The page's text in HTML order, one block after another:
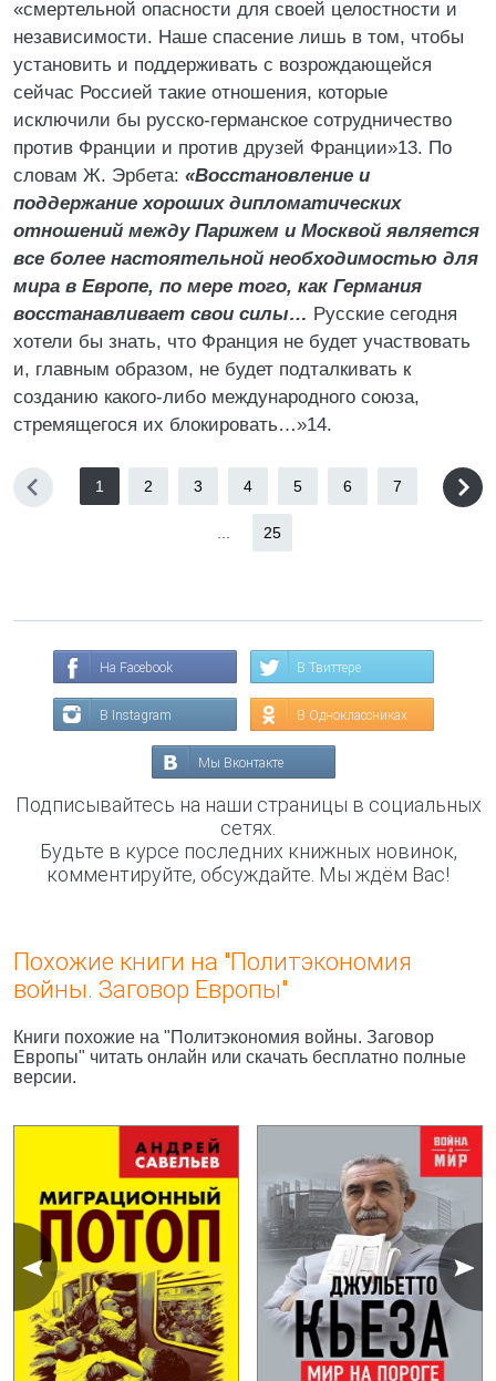
«смертельной опасности для своей целостности и
независимости. Наше спасение лишь в том, чтобы
установить и поддерживать с возрождающейся
сейчас Россией такие отношения, которые
исключили бы русско-германское сотрудничество
против Франции и против друзей Франции»13. По
словам Ж. Эрбета: «Восстановление и
поддержание хороших дипломатических
отношений между Парижем и Москвой является
все более настоятельной необходимостью для
мира в Европе, по мере того, как Германия
восстанавливает свои силы… Русские сегодня
хотели бы знать, что Франция не будет участвовать
и, главным образом, не будет подталкивать к
созданию какого-либо международного союза,
стремящегося их блокировать…»14.
1 2 3 4 5 6 7
25
На Facebook В Твиттере
В Instagram В Одноклассниках
Мы Вконтакте
Подписывайтесь на наши страницы в социальных
сетях.
Будьте в курсе последних книжных новинок,
комментируйте, обсуждайте. Мы ждём Вас!
Похожие книги на "Политэкономия
войны. Заговор Европы"
Книги похожие на "Политэкономия войны. Заговор
Европы" читать онлайн или скачать бесплатно полные
версии.